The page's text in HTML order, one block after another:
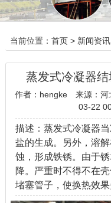
当前位置： 首页> 新闻资讯
蒸发式冷凝器
作者：hengke 来源：河
03-22
描述：蒸发式冷凝器
盐的生成。另外，溶
蚀，形成铁锈。由于
降。严重时不得不在
堵塞管子，使换热效果